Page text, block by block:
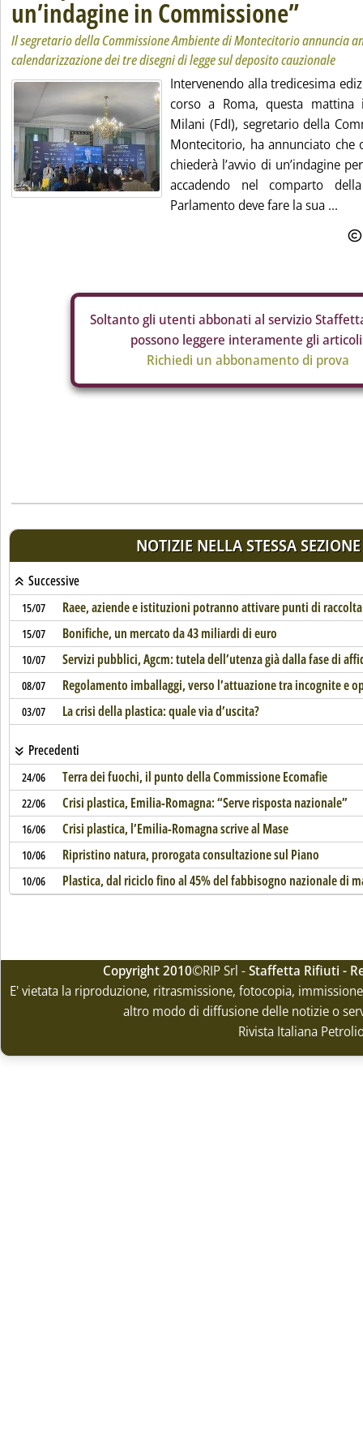
un’indagine in Commissione”
Il segretario della Commissione Ambiente di Montecitorio annuncia
calendarizzazione dei tre disegni di legge sul deposito cauzionale
Intervenendo alla tredicesima
corso a Roma, questa mattina
Milani (FdI), segretario della
Montecitorio, ha annunciato che
chiederà l’avvio di un’indagine
accadendo nel comparto
Parlamento deve fare la sua ...
Soltanto gli utenti abbonati al servizio
possono leggere interamente gli
Richiedi un abbonamento di prova
NOTIZIE NELLA STESSA SEZIONE
Successive
15/07 Raee, aziende e istituzioni potranno attivare punti di raccolta
15/07 Bonifiche, un mercato da 43 miliardi di euro
10/07 Servizi pubblici, Agcm: tutela dell’utenza già dalla fase di
08/07 Regolamento imballaggi, verso l’attuazione tra incognite e
03/07 La crisi della plastica: quale via d’uscita?
Precedenti
24/06 Terra dei fuochi, il punto della Commissione Ecomafie
22/06 Crisi plastica, Emilia-Romagna: “Serve risposta nazionale”
16/06 Crisi plastica, l’Emilia-Romagna scrive al Mase
10/06 Ripristino natura, prorogata consultazione sul Piano
10/06 Plastica, dal riciclo fino al 45% del fabbisogno nazionale di
Copyright 2010©RIP Srl -Staffetta Rifiuti -
E' vietata la riproduzione, ritrasmissione, fotocopia,
altro modo di diffusione delle notizie o
Rivista Italiana